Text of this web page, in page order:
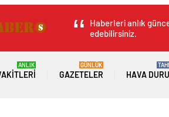
Haberleri anlık
edebilirsiniz.
ANLIK
GAZETELER
GÜNLÜK
HAVA